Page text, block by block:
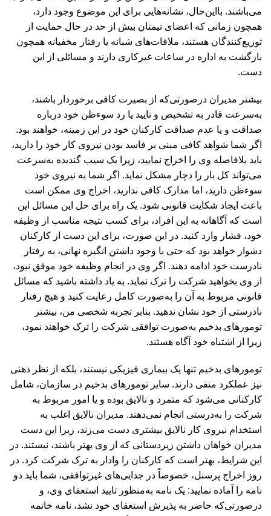
می‌باشند. بااین‌حال، نشانه‌هایی برای این موضوع وجود دارد،
همچون زمانی که اعضای تیمتان بیش از حد در حال حمایت از
توزیع‌کنندگان هستند، ملاقات‌های شبانه یا رفتار مخفیانه همچون
بازگشت به اداره در ساعات غیرکاری دارند و مسائلی از این
دست.
بیشتر مدیران درصورتی‌که از بصیرت کافی برخوردار باشند،
به‌سرعت قادر به تشخیص و تایید یا رد سوءظن خود درباره
صداقت و یا عدم صداقت کارکنان خود در این زمینه، خواهند بود.
اگر شما شواهد کافی مبنی بر فاسد بودن نیروی کار خود را دارید،
باید بلافاصله وی را اخراج نمایید، زیرا یک سیب گندیده به‌سرعت
می‌تواند کل بار را دچار مشکل نماید. اگر شما به نیروی خود
سوءظن دارید، اما مدارک کافی ندارید، اخراج وی ممکن است
باعث ایجاد شکایت قانونی شود. یک راه برای حل این مسائل این
است که آگاهانه به این افراد، برای کسب نتیجه مناسب از وظیفه
خود، فشار وارد کنید. در این صورت، برای این دست از کارکنان
دشوار خواهد بود که حتی با وجود داشتن انگیزه نهانی، به رفتار
نادرست خود ادامه دهند. اگر وی در انجام وظیفه خود موفق نبود،
از وی بخواهید شرکت را ترک نماید. به یاد داشته باشید که مسائل
قانونی مربوط به آن را به‌صورت کامل رعایت کنید و هیچ رفتار
نادرستی از خود نشان ندهید. بنابر تجربه شخصی من، بیشتر
تومورهای بدخیم به‌صورت توافقی شرکت را ترک خواهند نمود،
زیرا از اشتباه خود آگاه هستند.
تومورهای بدخیم تنها یک بیماری فیزیکی نیستند، بلکه از نظر ذهنی
نیز عملکرد منفی دارند. سایر تومورهای بدخیم در سازمان، شامل
کارکنانی می‌شود که متمرد و نالایق بوده و یا امور مربوط به
شرکت را به‌درستی انجام نمی‌دهند. مدیران نالایق اغلب به
استخدام نیروی کار نالایق بیشتری دست می‌زند، زیرا این دست
مدیران خواهان داشتن زیردستانی که از وی بهتر باشند، نیستند. در
این شرایط، بهتر است که کارکنان را وادار به ترک شرکت کرد. در
روز اخراج پرسنل، خصوصاً در جدایی‌های غیرتوافقی، شما باید دو
نامه را آماده نمایید: یک نامه به‌منظور تایید استعفای وی، و
درصورتی‌که حاضر به پذیرش استعفای خود نشد، نامه خاتمه